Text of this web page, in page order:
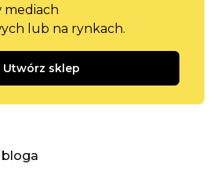
mediach
lub na rynkach.
Utwórz sklep
bloga